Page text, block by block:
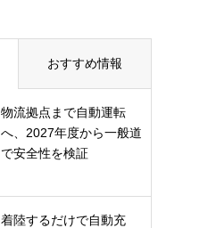
おすすめ情報
物流拠点まで自動運転
へ、2027年度から一般道
で安全性を検証
着陸するだけで自動充